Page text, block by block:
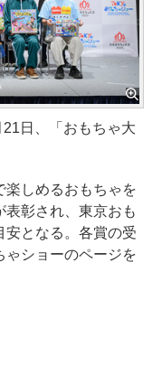
日、「おもちゃ大
しめるおもちゃを
彰され、東京おも
安となる。各賞の受
ゃショーのページを